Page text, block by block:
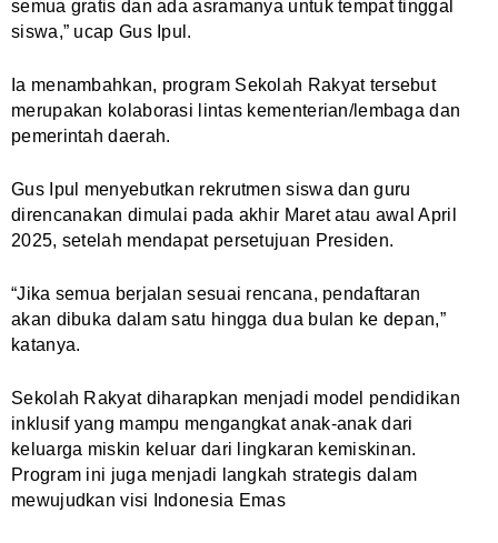
semua gratis dan ada asramanya untuk tempat tinggal
siswa,” ucap Gus Ipul.
Ia menambahkan, program Sekolah Rakyat tersebut
merupakan kolaborasi lintas kementerian/lembaga dan
pemerintah daerah.
Gus Ipul menyebutkan rekrutmen siswa dan guru
direncanakan dimulai pada akhir Maret atau awal April
2025, setelah mendapat persetujuan Presiden.
“Jika semua berjalan sesuai rencana, pendaftaran
akan dibuka dalam satu hingga dua bulan ke depan,”
katanya.
Sekolah Rakyat diharapkan menjadi model pendidikan
inklusif yang mampu mengangkat anak-anak dari
keluarga miskin keluar dari lingkaran kemiskinan.
Program ini juga menjadi langkah strategis dalam
mewujudkan visi Indonesia Emas